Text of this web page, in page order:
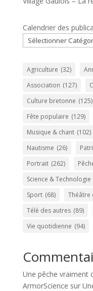
Calendrier des
Agriculture (32)
Association (127)
Culture bretonne (125)
Fête populaire (129)
Musique & chant (102)
Nautisme (26)
Portrait (262)
Science & Technologie
Sport (68) Théâtre
Télé des autres (89)
Vie quotidienne (94)
Une pêche vraiment
ArmorScience sur